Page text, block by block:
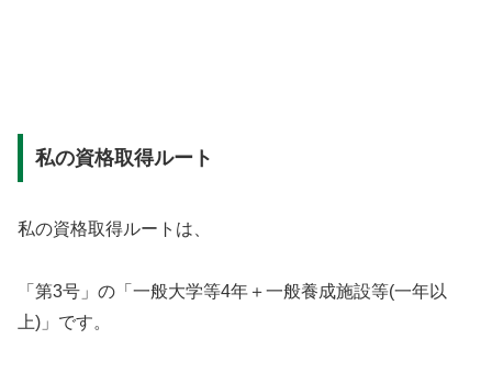
私の資格取得ルート
私の資格取得ルートは、
「第3号」の「一般大学等4年＋一般養成施設等(一年以
上)」です。